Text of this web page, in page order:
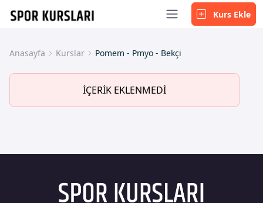
Kurs Ekle
Anasayfa Kurslar Pomem - Pmyo - Bekçi
İÇERİK EKLENMEDİ